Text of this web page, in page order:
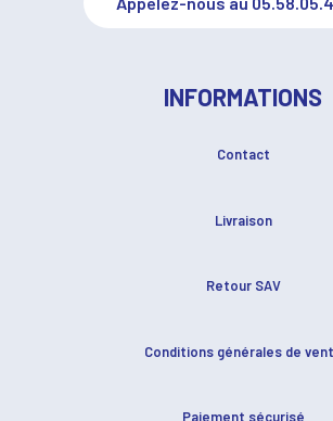
INFORMATIONS
Contact
Livraison
Retour SAV
Conditions générales de
Paiement sécurisé